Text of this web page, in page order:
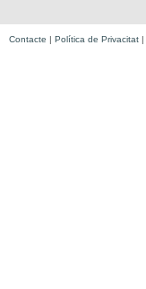
Contacte | Política de Privacitat |